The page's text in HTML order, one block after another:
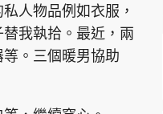
玄學靈異
東勝運程
神機妙算 李丞責
人物品例如衣服，
我執拾。最近，兩
。三個暖男協助